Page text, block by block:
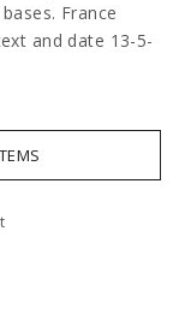
France
and date 13-5-